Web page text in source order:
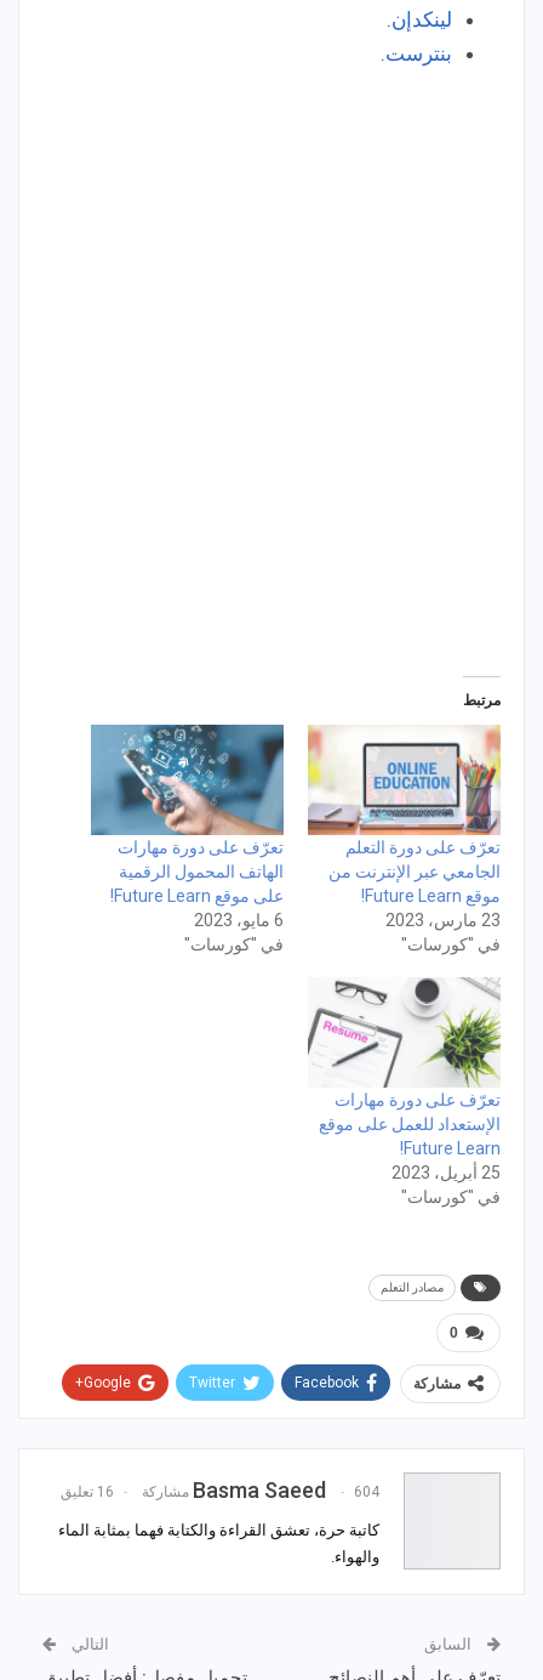
لينكدإن.
بنترست.
مرتبط
تعرّف على دورة التعلم
الجامعي عبر الإنترنت من
موقع Future Learn!
23 مارس، 2023
في "كورسات"
تعرّف على دورة مهارات
الهاتف المحمول الرقمية
على موقع Future Learn!
6 مايو، 2023
في "كورسات"
تعرّف على دورة مهارات
الإستعداد للعمل على موقع
Future Learn!
25 أبريل، 2023
في "كورسات"
مصادر التعلم
0
مشاركة Facebook
Twitter
Google+
Basma Saeed 604 مشاركة 16 تعليق
كاتبة حرة، تعشق القراءة والكتابة فهما بمثابة الماء
والهواء.
السابق التالي